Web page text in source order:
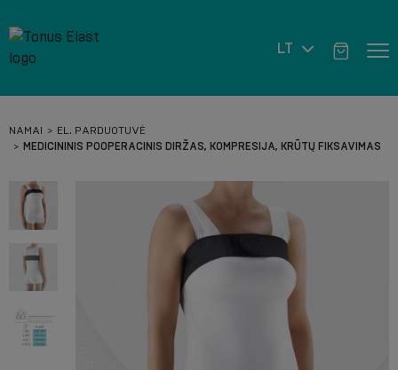
LT
NAMAI
EL. PARDUOTUVĖ
MEDICININIS POOPERACINIS DIRŽAS, KOMPRESIJA, KRŪTŲ FIKSAVIMAS